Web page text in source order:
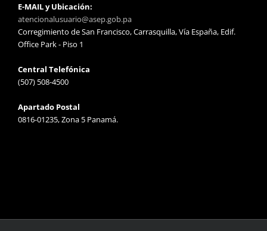
E-MAIL y Ubicación:
atencionalusuario@asep.gob.pa
Corregimiento de San Francisco, Carrasquilla, Vía España, Edif.
Office Park - Piso 1
Central Telefónica
(507) 508-4500
Apartado Postal
0816-01235, Zona 5 Panamá.